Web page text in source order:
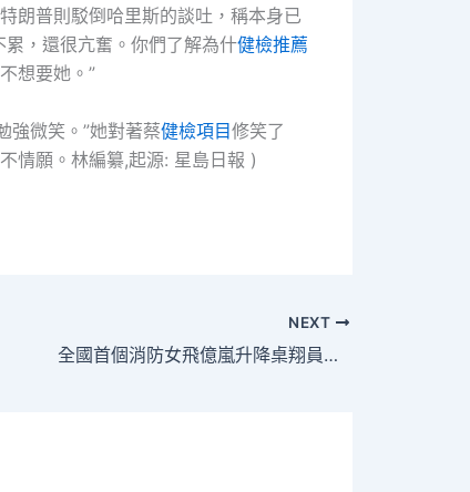
朗普則駁倒哈里斯的談吐，稱本身已
累，還很亢奮。你們了解為什健檢推薦
想要她。”
強微笑。”她對著蔡健檢項目修笑了
不情願。林編纂,起源: 星島日報 )
NEXT
全國首個消防女飛億嵐升降桌翔員，她的經過的事況太酷了！